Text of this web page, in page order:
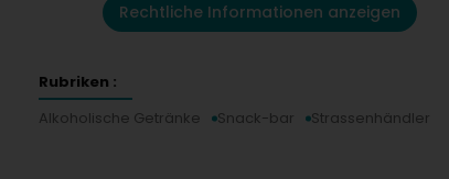
Rechtliche Informationen anzeigen
Rubriken :
Alkoholische Getränke
Snack-bar Strassenhändler